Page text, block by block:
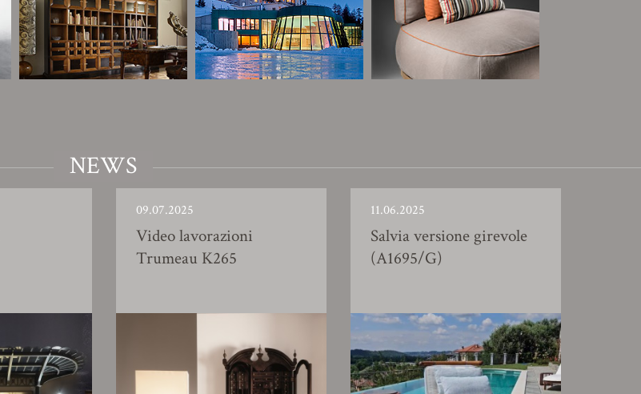
NEWS
09.07.2025
Video lavorazioni
Trumeau K265
11.06.2025
Salvia versione girevole
(A1695/G)